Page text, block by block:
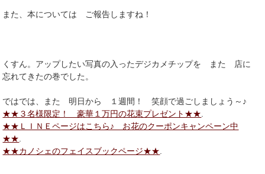
また、本については ご報告しますね！
くすん。アップしたい写真の入ったデジカメチップを また 店に
忘れてきたの巻でした。
ではでは、また 明日から １週間！ 笑顔で過ごしましょう～♪
★★３名様限定！ 豪華１万円の花束プレゼント★★
★★ＬＩＮＥページはこちら♪ お花のクーポンキャンペーン中
★★
★★カノシェのフェイスブックページ★★